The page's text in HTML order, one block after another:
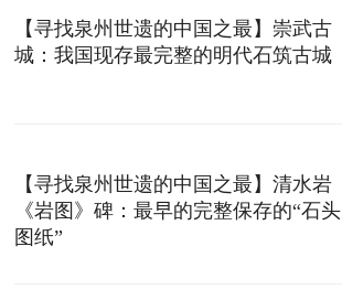
【寻找泉州世遗的中国之最】崇武古
城：我国现存最完整的明代石筑古城
【寻找泉州世遗的中国之最】清水岩
《岩图》碑：最早的完整保存的“石头
图纸”